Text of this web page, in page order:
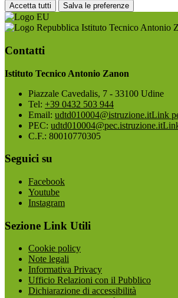
Accetta tutti Salva le preferenze
Istituto Tecnico Antonio
Contatti
Istituto Tecnico Antonio Zanon
Piazzale Cavedalis, 7 - 33100 Udine
Tel: +39 0432 503 944
Email: udtd010004@istruzione.itLink
PEC: udtd010004@pec.istruzione.it
C.F.: 80010770305
Seguici su
Facebook
Youtube
Instagram
Sezione Link Utili
Cookie policy
Note legali
Informativa Privacy
Ufficio Relazioni con il Pubblico
Dichiarazione di accessibilità